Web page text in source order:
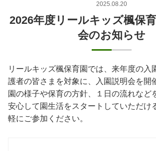
2025.08.20
2026年度リールキッズ楓保
会のお知らせ
リールキッズ楓保育園では、来年度の入
護者の皆さまを対象に、入園説明会を開
園の様子や保育の方針、１日の流れなど
安心して園生活をスタートしていただけ
軽にご参加ください。